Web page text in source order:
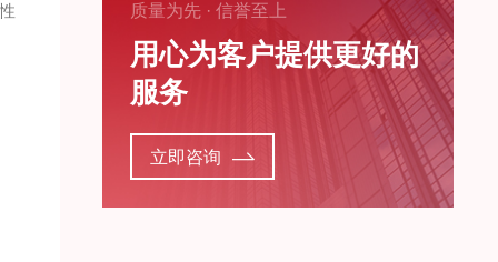
质量为先 · 信誉至上
用心为客户提供更好的
服务
立即咨询